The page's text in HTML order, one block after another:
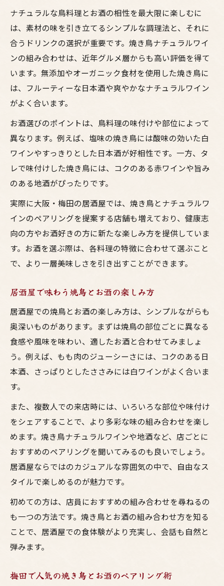
ナチュラルな鳥料理とお酒の相性を最大限に楽しむに
は、素材の味を引き立てるシンプルな調理法と、それに
合うドリンクの選択が重要です。焼き鳥ナチュラルワイ
ンの組み合わせは、近年グルメ層からも高い評価を得て
います。無添加やオーガニック食材を使用した焼き鳥に
は、フルーティーな日本酒や爽やかなナチュラルワイン
がよく合います。
お酒選びのポイントは、鳥料理の味付けや部位によって
異なります。例えば、塩味の焼き鳥には酸味の効いた白
ワインやすっきりとした日本酒が好相性です。一方、タ
レで味付けした焼き鳥には、コクのある赤ワインや旨み
のある地酒がぴったりです。
実際に大阪・梅田の居酒屋では、焼き鳥とナチュラルワ
インのペアリングを提案する店舗も増えており、健康志
向の方やお酒好きの方に新たな楽しみ方を提供していま
す。お酒を選ぶ際は、各料理の特徴に合わせて選ぶこと
で、より一層美味しさを引き出すことができます。
居酒屋で味わう焼鳥とお酒の楽しみ方
居酒屋での焼鳥とお酒の楽しみ方は、シンプルながらも
奥深いものがあります。まずは焼鳥の部位ごとに異なる
食感や風味を味わい、適したお酒と合わせてみましょ
う。例えば、もも肉のジューシーさには、コクのある日
本酒、さっぱりとしたささみには白ワインがよく合いま
す。
また、複数人での来店時には、いろいろな部位や味付け
をシェアすることで、より多彩な味の組み合わせを楽し
めます。焼き鳥ナチュラルワインや地酒など、店ごとに
おすすめのペアリングを聞いてみるのも良いでしょう。
居酒屋ならではのカジュアルな雰囲気の中で、自由なス
タイルで楽しめるのが魅力です。
初めての方は、店員におすすめの組み合わせを尋ねるの
も一つの方法です。焼き鳥とお酒の組み合わせ方を知る
ことで、居酒屋での食体験がより充実し、会話も自然と
弾みます。
梅田で人気の焼き鳥とお酒のペアリング術